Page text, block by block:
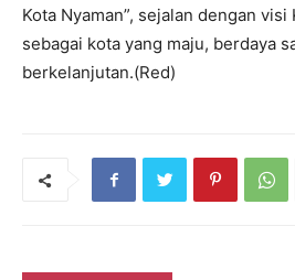
Kota Nyaman”, sejalan dengan visi
sebagai kota yang maju, berdaya
berkelanjutan.(Red)